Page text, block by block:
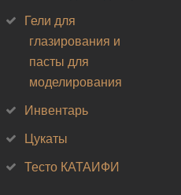
Гели для
глазирования и
пасты для
моделирования
Инвентарь
Цукаты
Тесто КАТАИФИ